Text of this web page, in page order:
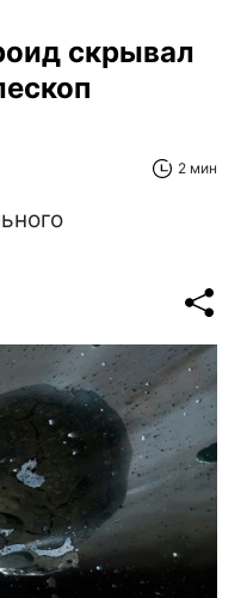
скрывал
2 мин